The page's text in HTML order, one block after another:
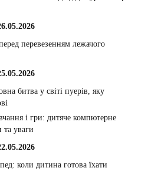
перевезенням лежачого
битва у світі пуерів, яку
і гри: дитяче компютерне
та уваги
коли дитина готова їхати